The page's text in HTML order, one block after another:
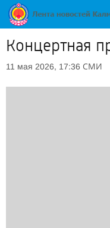
Концертная
11 мая 2026, 17:36 СМИ